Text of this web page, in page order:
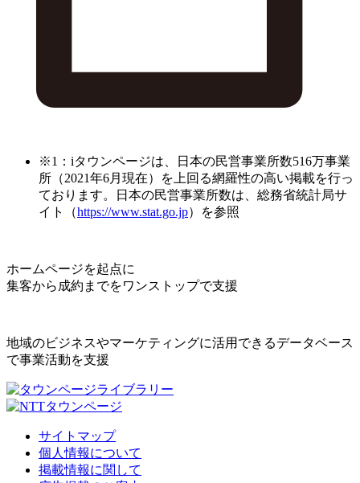
※1：iタウンページは、日本の民営事業所数516万事業
所（2021年6月現在）を上回る網羅性の高い掲載を行っ
ております。日本の民営事業所数は、総務省統計局サ
イト（https://www.stat.go.jp）を参照
ホームページを起点に
集客から成約までをワンストップで支援
地域のビジネスやマーケティングに活用できるデータベース
で事業活動を支援
サイトマップ
個人情報について
掲載情報に関して